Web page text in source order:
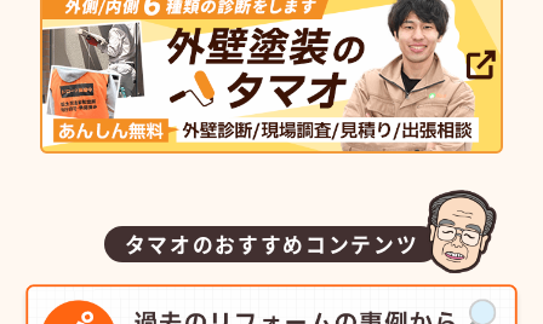
タマオのおすすめコンテンツ